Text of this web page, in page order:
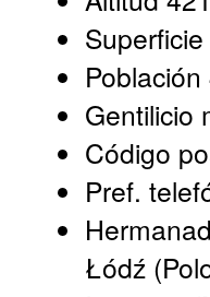
Gentilicio
Código
Pref.
Łódź